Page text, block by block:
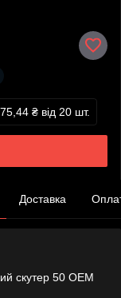
75,44 ₴ від 20 шт.
Доставка
скутер 50 OEM